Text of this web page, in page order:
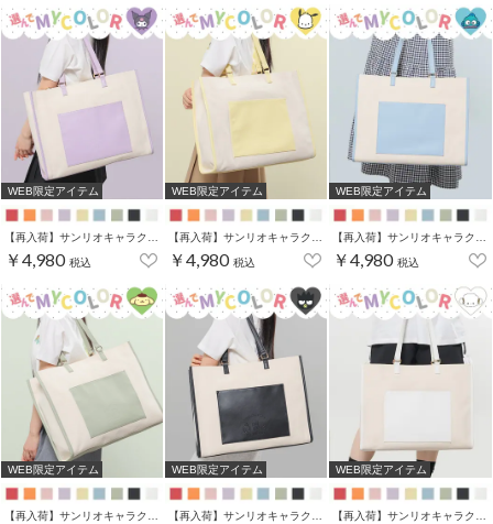
WEB限定アイテム
￥4,980 税込
WEB限定アイテム
￥4,980 税込
WEB限定アイテム
￥4,980 税込
WEB限定アイテム
【再入荷】サンリオキャラクターズ／キャリーオントート
WEB限定アイテム
【再入荷】サンリオキャラクターズ／キャリーオントート
WEB限定アイテム
【再入荷】サンリオキャラクターズ／キャリーオントート